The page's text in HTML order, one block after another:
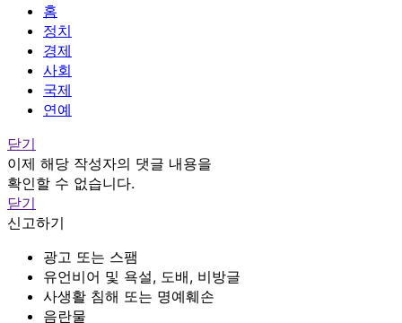
홈
정치
경제
사회
국제
연예
닫기
이제 해당 작성자의 댓글 내용을
확인할 수 없습니다.
닫기
신고하기
광고 또는 스팸
유언비어 및 욕설, 도배, 비방글
사생활 침해 또는 명예훼손
음란물